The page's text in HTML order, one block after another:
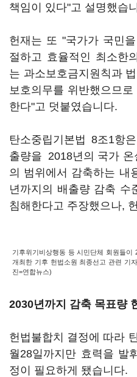
책임이 있다"고 설명했습
헌재는 또 "국가가 국민
절하고 효율적인 최소한
는 과소보호금지원칙과
보호의무를 위반했으므
한다"고 덧붙였습니다.
탄소중립기본법 8조1항
출량을 2018년의 국가
의 범위에서 감축하는 내
년까지의 배출량 감축 수
침해한다고 주장했으나,
기후위기비상행동 등 시민단체 회원들
개최한 기후 헌법소원 최종선고 관련 기
진=연합뉴스)
2030년까지 감축 목표량
헌법불합치 결정에 따라
월28일까지만 효력을 발
정이 필요하게 됐습니다.